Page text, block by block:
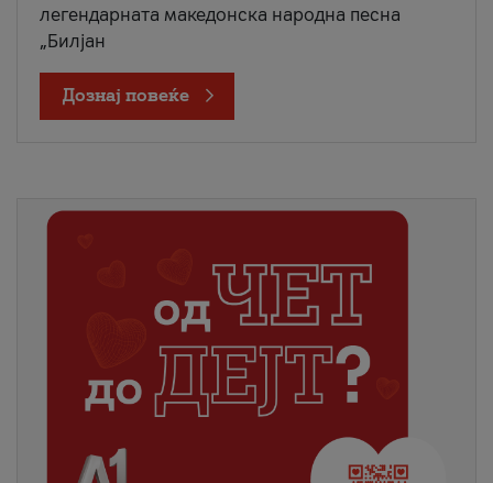
легендарната македонска народна песна
„Билјан
Дознај повеќе